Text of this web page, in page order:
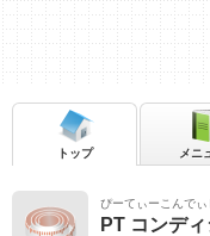
ぴーてぃーこんで
PT コンデ
トップ メニ